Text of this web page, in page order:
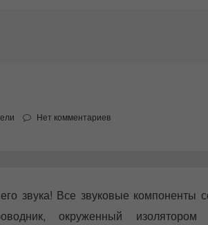
Нет комментариев
звука! Все звуковые компоненты
окруженный изолятором